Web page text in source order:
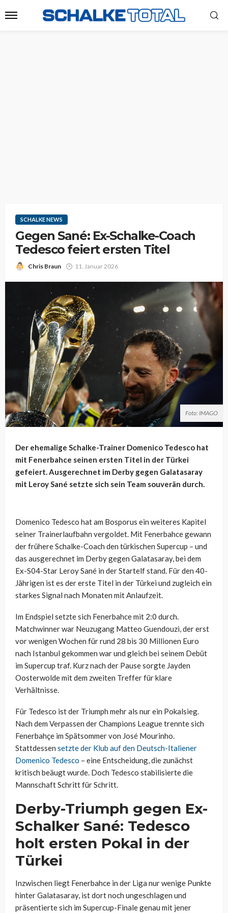
SCHALKE NEWS
Gegen Sané: Ex-Schalke-Coach
Tedesco feiert ersten Titel
Chris Braun 11. Januar 2026
Foto: IMAGO
Der ehemalige Schalke-Trainer Domenico Tedesco hat
mit Fenerbahce seinen ersten Titel in der Türkei
gefeiert. Ausgerechnet im Derby gegen Galatasaray
mit Leroy Sané setzte sich sein Team souverän durch.
Domenico Tedesco hat am Bosporus ein weiteres Kapitel
seiner Trainerlaufbahn vergoldet. Mit Fenerbahce gewann
der frühere Schalke-Coach den türkischen Supercup – und
das ausgerechnet im Derby gegen Galatasaray, bei dem
Ex-S04-Star Leroy Sané in der Startelf stand. Für den 40-
Jährigen ist es der erste Titel in der Türkei und zugleich ein
starkes Signal nach Monaten mit Anlaufzeit.
Im Endspiel setzte sich Fenerbahce mit 2:0 durch.
Matchwinner war Neuzugang Matteo Guendouzi, der erst
vor wenigen Wochen für rund 28 bis 30 Millionen Euro
nach Istanbul gekommen war und gleich bei seinem Debüt
im Supercup traf. Kurz nach der Pause sorgte Jayden
Oosterwolde mit dem zweiten Treffer für klare
Verhältnisse.
Für Tedesco ist der Triumph mehr als nur ein Pokalsieg.
Nach dem Verpassen der Champions League trennte sich
Fenerbahçe im Spätsommer von José Mourinho.
Stattdessen setzte der Klub auf den Deutsch-Italiener
Domenico Tedesco – eine Entscheidung, die zunächst
kritisch beäugt wurde. Doch Tedesco stabilisierte die
Mannschaft Schritt für Schritt.
Derby-Triumph gegen Ex-
Schalker Sané: Tedesco
holt ersten Pokal in der
Türkei
Inzwischen liegt Fenerbahce in der Liga nur wenige Punkte
hinter Galatasaray, ist dort noch ungeschlagen und
präsentierte sich im Supercup-Finale genau mit jener